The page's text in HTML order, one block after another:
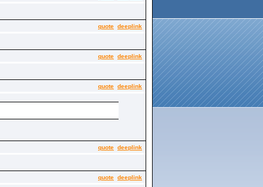
quote deeplink
quote deeplink
quote deeplink
quote deeplink
quote deeplink